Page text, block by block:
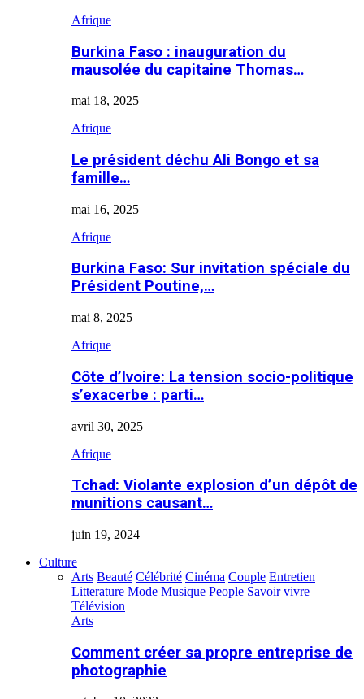
Afrique
Burkina Faso : inauguration du
mausolée du capitaine Thomas…
mai 18, 2025
Afrique
Le président déchu Ali Bongo et sa
famille…
mai 16, 2025
Afrique
Burkina Faso: Sur invitation spéciale du
Président Poutine,…
mai 8, 2025
Afrique
Côte d’Ivoire: La tension socio-politique
s’exacerbe : parti…
avril 30, 2025
Afrique
Tchad: Violante explosion d’un dépôt de
munitions causant…
juin 19, 2024
Culture
Arts Beauté Célébrité Cinéma Couple Entretien
Litterature Mode Musique People Savoir vivre
Télévision
Arts
Comment créer sa propre entreprise de
photographie